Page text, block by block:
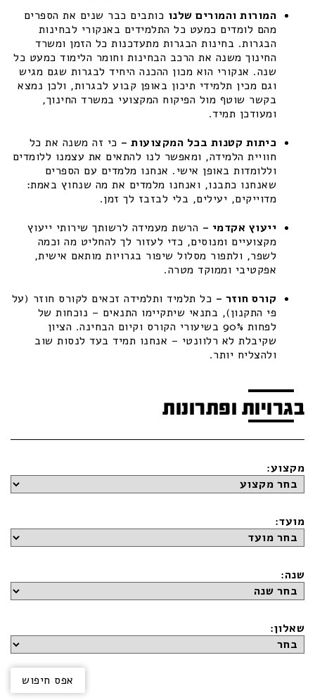
המורות והמורים שלנו כותבים כבר שנים את הספרים
מהם לומדים כמעט כל התלמידים באנקורי לבחינות
הבגרות. בחינות הבגרות מתעדכנות כל הזמן ומשרד
החינוך משנה את הרכב הבחינות וחומר הלימוד כמעט כל
שנה. אנקורי הוא מכון ההכנה היחיד לבגרות שגם מגיש
וגם מכין תלמידי תיכון באופן קבוע לבגרות, ולכן נמצא
בקשר שוטף מול הפיקוח המקצועי במשרד החינוך,
ומעודכן תמיד.
כיתות קטנות בכל המקצועות – כי זה משנה את כל
חוויית הלמידה, ומאפשר לנו להתאים את עצמנו ללומדים
וללומדות באופן אישי. אנחנו מלמדים עם הספרים
שאנחנו כתבנו, ואנחנו מלמדים את מה שנחוץ באמת:
מדוייקים, יעילים, בלי לבזבז לך זמן.
ייעוץ אקדמי – הרשת מעמידה לרשותך שירותי ייעוץ
מקצועיים ומנוסים, כדי לעזור לך להחליט מה וכמה
לשפר, ולתפור מסלול שיפור בגרויות מותאם אישית,
אפקטיבי וממוקד מטרה.
קורס חוזר – כל תלמיד ותלמידה זכאים לקורס חוזר (על
פי התקנון), בתנאי שיתקיימו התנאים – נוכחות של
לפחות 90% בשיעורי הקורס וקיום הבחינה. הציון
שקיבלת לא רלוונטי – אנחנו תמיד בעד לנסות שוב
ולהצליח יותר.
בגרויות ופתרונות
מקצוע:
מועד:
שנה:
שאלון: